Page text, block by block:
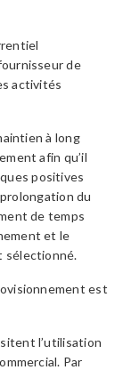
de
activités
à long
afin qu’il
positives
du
de temps
et le
sélectionné.
est
l’utilisation
Par